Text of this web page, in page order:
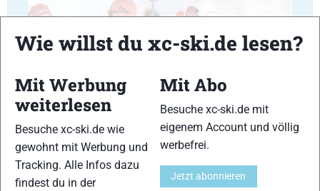
25 26
Wie willst du xc-ski.de lesen?
Mit Werbung
weiterlesen
Besuche xc-ski.de wie
gewohnt mit Werbung und
Tracking. Alle Infos dazu
findest du in der
Mit Abo
Besuche xc-ski.de mit
eigenem Account und völlig
werbefrei.
Jetzt abonnieren